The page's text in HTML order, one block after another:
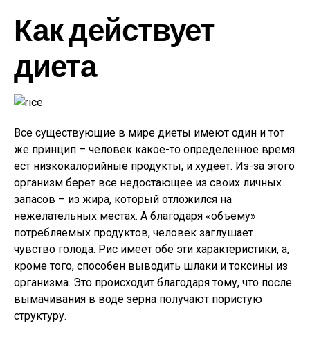
Как действует
диета
Все существующие в мире диеты имеют один и тот
же принцип – человек какое-то определенное время
ест низкокалорийные продукты, и худеет. Из-за этого
организм берет все недостающее из своих личных
запасов – из жира, который отложился на
нежелательных местах. А благодаря «объему»
потребляемых продуктов, человек заглушает
чувство голода. Рис имеет обе эти характеристики, а,
кроме того, способен выводить шлаки и токсины из
организма. Это происходит благодаря тому, что после
вымачивания в воде зерна получают пористую
структуру.